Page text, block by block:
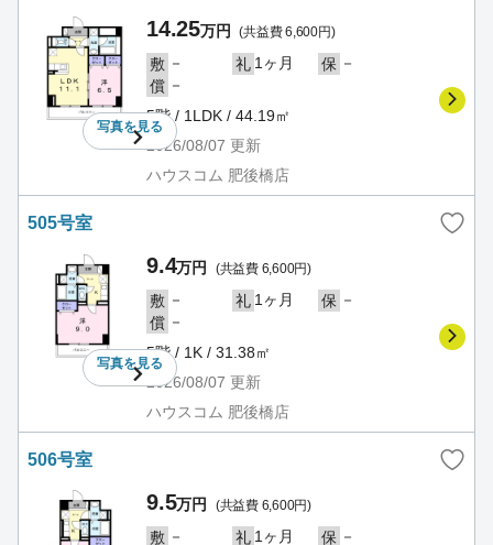
写真を見る
14.25万円 (共益費 6,600円)
敷 － 礼 1ヶ月 保 －
償 －
5階 / 1LDK / 44.19㎡
2026/08/07 更新
ハウスコム 肥後橋店
505号室
写真を見る
9.4万円 (共益費 6,600円)
敷 － 礼 1ヶ月 保 －
償 －
5階 / 1K / 31.38㎡
2026/08/07 更新
ハウスコム 肥後橋店
506号室
9.5万円 (共益費 6,600円)
敷 － 礼 1ヶ月 保 －